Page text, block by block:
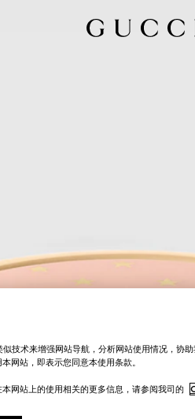
技术来增强网站导航，分析网站使用情况，协
网站，即表示您同意本使用条款。
网站上的使用相关的更多信息，请参阅我司的